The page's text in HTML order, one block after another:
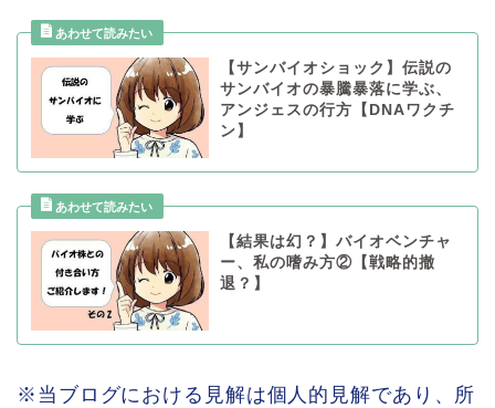
【サンバイオショック】伝説の
サンバイオの暴騰暴落に学ぶ、
アンジェスの行方【DNAワクチ
ン】
【結果は幻？】バイオベンチャ
ー、私の嗜み方②【戦略的撤
退？】
※当ブログにおける見解は個人的見解であり、所